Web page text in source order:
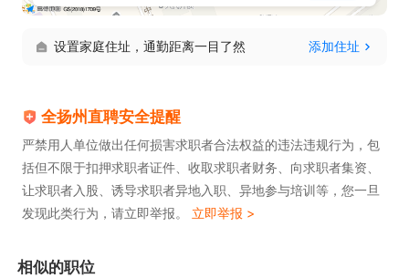
联系我时，请告知是在全扬直聘看到的，谢谢！！
设置家庭住址，通勤距离一目了然 添加住址
全扬州直聘安全提醒
严禁用人单位做出任何损害求职者合法权益的违法违规行为，包
括但不限于扣押求职者证件、收取求职者财务、向求职者集资、
让求职者入股、诱导求职者异地入职、异地参与培训等，您一旦
发现此类行为，请立即举报。 立即举报 >
相似的职位